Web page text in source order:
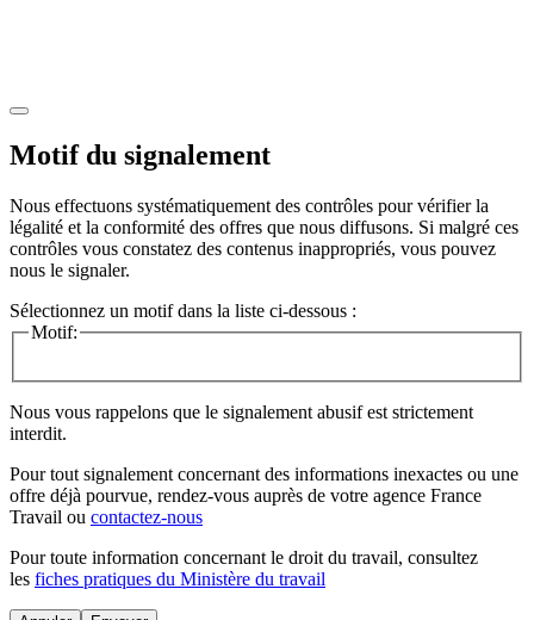
Motif du signalement
Nous effectuons systématiquement des contrôles pour vérifier la
légalité et la conformité des offres que nous diffusons. Si malgré ces
contrôles vous constatez des contenus inappropriés, vous pouvez
nous le signaler.
Sélectionnez un motif dans la liste ci-dessous :
Motif:
Nous vous rappelons que le signalement abusif est strictement
interdit.
Pour tout signalement concernant des informations inexactes ou une
offre déjà pourvue, rendez-vous auprès de votre agence France
Travail ou contactez-nous
Pour toute information concernant le droit du travail, consultez
les fiches pratiques du Ministère du travail